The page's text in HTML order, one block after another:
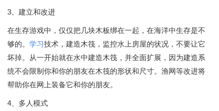
3、建立和改进
在生存游戏中，仅仅把几块木板绑在一起，在海洋中生存是不
够的。 学习技术，建造木筏，监控水上房屋的状况，不要让它
坏掉。从一开始就在水中建造木筏，并全面扩展，因为建造系
统不会限制你和你的朋友在木筏的形状和尺寸。渔网等改进将
帮助你在网上装备它和你的朋友。
4、多人模式